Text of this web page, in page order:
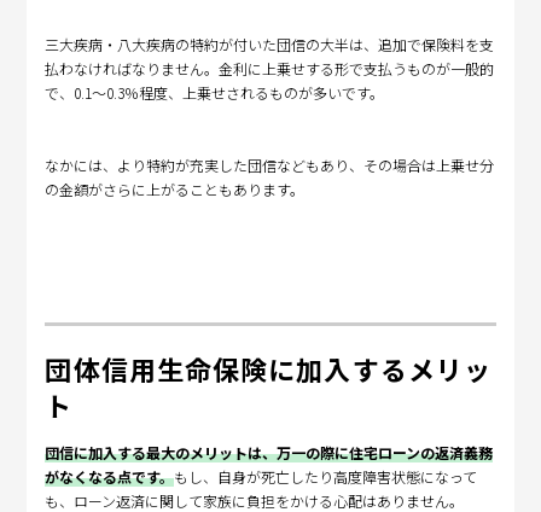
三大疾病・八大疾病の特約が付いた団信の大半は、追加で保険料を支
払わなければなりません。金利に上乗せする形で支払うものが一般的
で、0.1～0.3％程度、上乗せされるものが多いです。
なかには、より特約が充実した団信などもあり、その場合は上乗せ分
の金額がさらに上がることもあります。
団体信用生命保険に加入するメリッ
ト
団信に加入する最大のメリットは、万一の際に住宅ローンの返済義務
がなくなる点です。もし、自身が死亡したり高度障害状態になって
も、ローン返済に関して家族に負担をかける心配はありません。